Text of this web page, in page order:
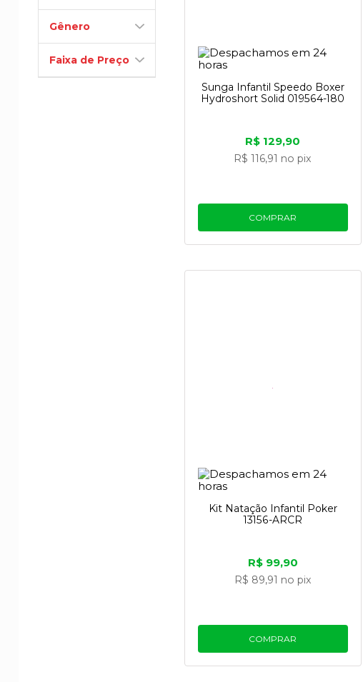
Gênero
Faixa de Preço
Sunga Infantil Speedo Boxer
Hydroshort Solid 019564-180
R$ 129,90
R$ 116,91 no pix
COMPRAR
Kit Natação Infantil Poker
13156-ARCR
R$ 99,90
R$ 89,91 no pix
COMPRAR